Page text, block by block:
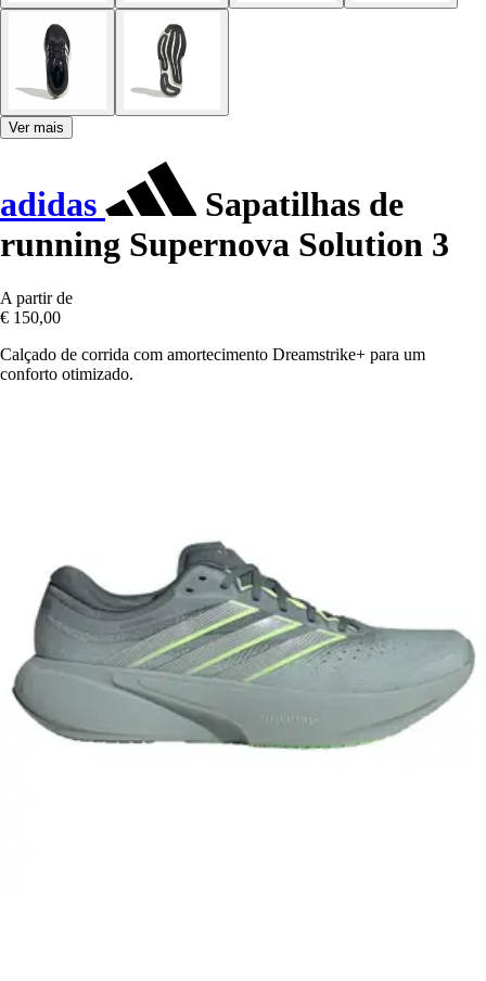
Ver mais
adidas
Sapatilhas de
running Supernova Solution 3
A partir de
€ 150,00
Calçado de corrida com amortecimento Dreamstrike+ para um
conforto otimizado.